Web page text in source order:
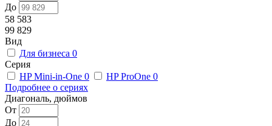
До
58 583
99 829
Вид
Для бизнеса 0
Серия
HP Mini-in-One 0 HP ProOne 0
Подробнее о сериях
Диагональ, дюймов
От
До